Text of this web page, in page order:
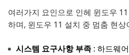
여러가지 요인으로 인헤 윈도우
하며, 윈도우 11 설치 중 멈춤 현상
시스템 요구사항 부족 : 하드웨